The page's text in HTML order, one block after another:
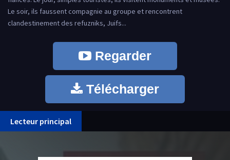
Le soir, ils faussent compagnie au groupe et rencontrent
clandestinement des refuzniks, Juifs...
Regarder
Télécharger
Lecteur principal